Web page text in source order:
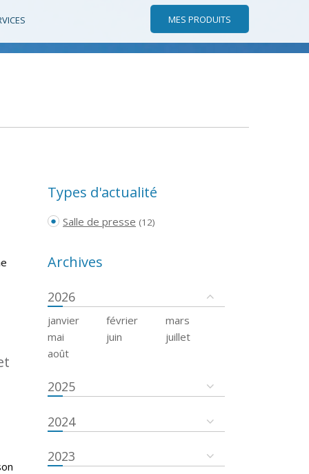
MES PRODUITS
Types d'actualité
Salle de presse (12)
Archives
2026
janvier février
mars
mai
juin
juillet
août
2025
2024
2023